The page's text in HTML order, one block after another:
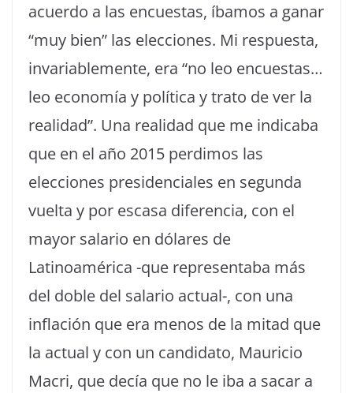
acuerdo a las encuestas, íbamos a ganar
“muy bien” las elecciones. Mi respuesta,
invariablemente, era “no leo encuestas…
leo economía y política y trato de ver la
realidad”. Una realidad que me indicaba
que en el año 2015 perdimos las
elecciones presidenciales en segunda
vuelta y por escasa diferencia, con el
mayor salario en dólares de
Latinoamérica -que representaba más
del doble del salario actual-, con una
inflación que era menos de la mitad que
la actual y con un candidato, Mauricio
Macri, que decía que no le iba a sacar a